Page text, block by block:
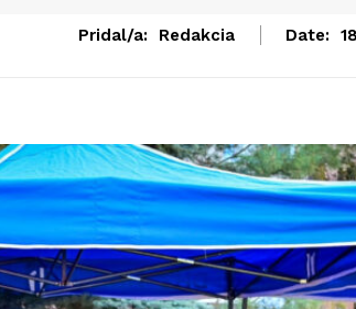
Pridal/a: Redakcia Date: